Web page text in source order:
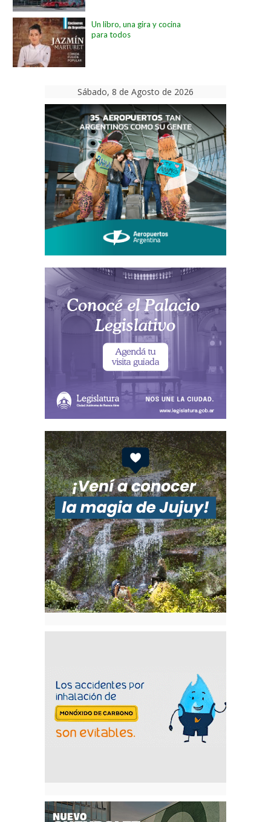
Un libro, una gira y cocina
para todos
Sábado, 8 de Agosto de 2026